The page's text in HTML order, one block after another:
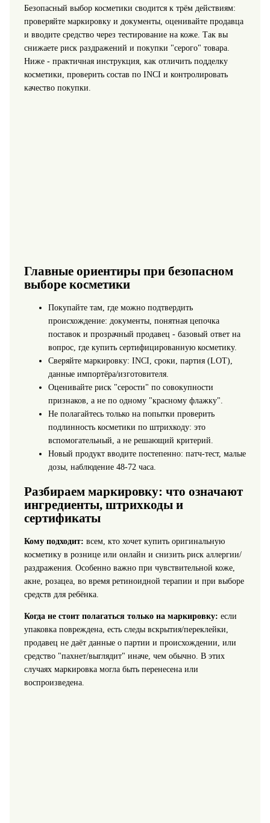
Безопасный выбор косметики сводится к трём действиям:
проверяйте маркировку и документы, оценивайте продавца
и вводите средство через тестирование на коже. Так вы
снижаете риск раздражений и покупки "серого" товара.
Ниже - практичная инструкция, как отличить подделку
косметики, проверить состав по INCI и контролировать
качество покупки.
Главные ориентиры при безопасном
выборе косметики
Покупайте там, где можно подтвердить
происхождение: документы, понятная цепочка
поставок и прозрачный продавец - базовый ответ на
вопрос, где купить сертифицированную косметику.
Сверяйте маркировку: INCI, сроки, партия (LOT),
данные импортёра/изготовителя.
Оценивайте риск "серости" по совокупности
признаков, а не по одному "красному флажку".
Не полагайтесь только на попытки проверить
подлинность косметики по штрихкоду: это
вспомогательный, а не решающий критерий.
Новый продукт вводите постепенно: патч-тест, малые
дозы, наблюдение 48-72 часа.
Разбираем маркировку: что означают
ингредиенты, штрихкоды и
сертификаты
Кому подходит: всем, кто хочет купить оригинальную
косметику в рознице или онлайн и снизить риск аллергии/
раздражения. Особенно важно при чувствительной коже,
акне, розацеа, во время ретиноидной терапии и при выборе
средств для ребёнка.
Когда не стоит полагаться только на маркировку: если
упаковка повреждена, есть следы вскрытия/переклейки,
продавец не даёт данные о партии и происхождении, или
средство "пахнет/выглядит" иначе, чем обычно. В этих
случаях маркировка могла быть перенесена или
воспроизведена.